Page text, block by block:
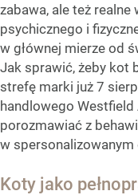
zabawa, ale też
psychicznego i
w głównej mierze od
Jak sprawić, żeby kot
strefę marki już 7
handlowego Westfield
porozmawiać z
w
Koty jako